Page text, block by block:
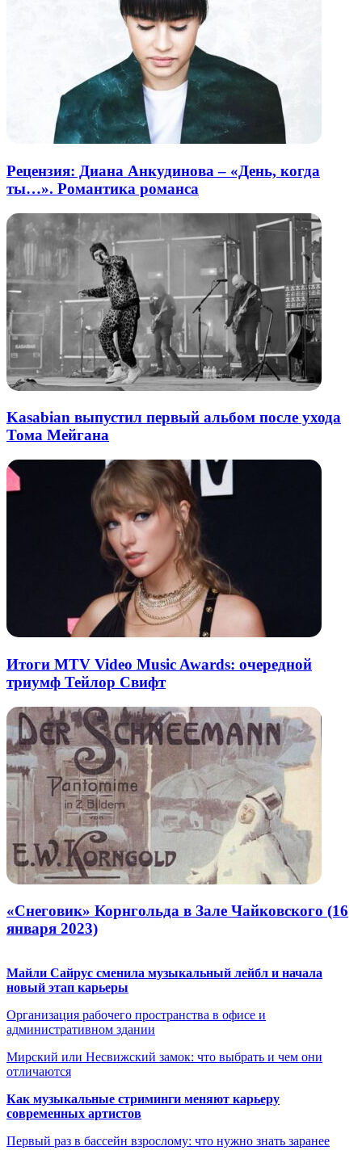
Рецензия: Диана Анкудинова – «День, когда
ты…». Романтика романса
Kasabian выпустил первый альбом после ухода
Тома Мейгана
Итоги MTV Video Music Awards: очередной
триумф Тейлор Свифт
«Снеговик» Корнгольда в Зале Чайковского (16
января 2023)
Майли Сайрус сменила музыкальный лейбл и начала
новый этап карьеры
Организация рабочего пространства в офисе и
административном здании
Мирский или Несвижский замок: что выбрать и чем они
отличаются
Как музыкальные стриминги меняют карьеру
современных артистов
Первый раз в бассейн взрослому: что нужно знать заранее